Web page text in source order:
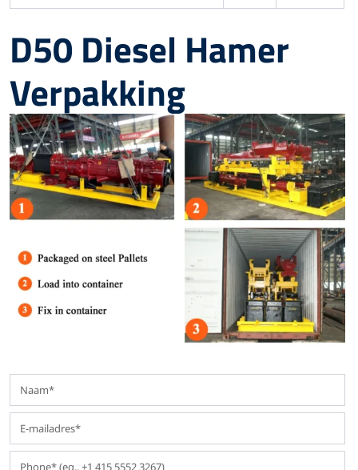
D50 Diesel Hamer
Verpakking